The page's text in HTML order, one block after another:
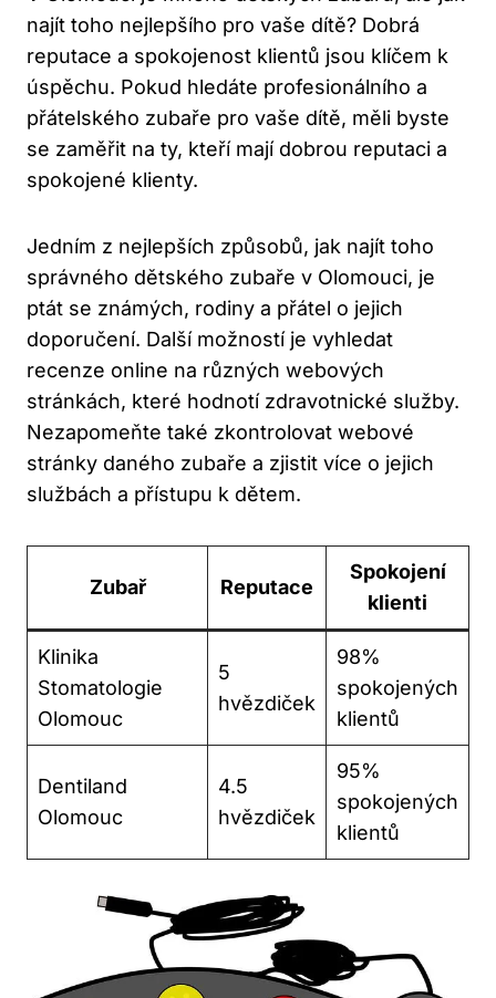
najít toho nejlepšího pro vaše dítě? Dobrá
reputace a spokojenost klientů jsou klíčem k
úspěchu. Pokud hledáte profesionálního a
přátelského zubaře pro vaše dítě, měli byste
se zaměřit na ty, kteří mají dobrou reputaci a
spokojené klienty.
Jedním z nejlepších způsobů, jak najít toho
správného dětského zubaře v Olomouci, je
ptát se známých, rodiny a přátel o jejich
doporučení. Další možností je vyhledat
recenze online na různých webových
stránkách, které hodnotí zdravotnické služby.
Nezapomeňte také zkontrolovat webové
stránky daného zubaře a zjistit více o jejich
službách a přístupu k dětem.
Zubař Reputace
Spokojení
klienti
Klinika
Stomatologie
Olomouc
5
hvězdiček
98%
spokojených
klientů
Dentiland
Olomouc
4.5
hvězdiček
95%
spokojených
klientů